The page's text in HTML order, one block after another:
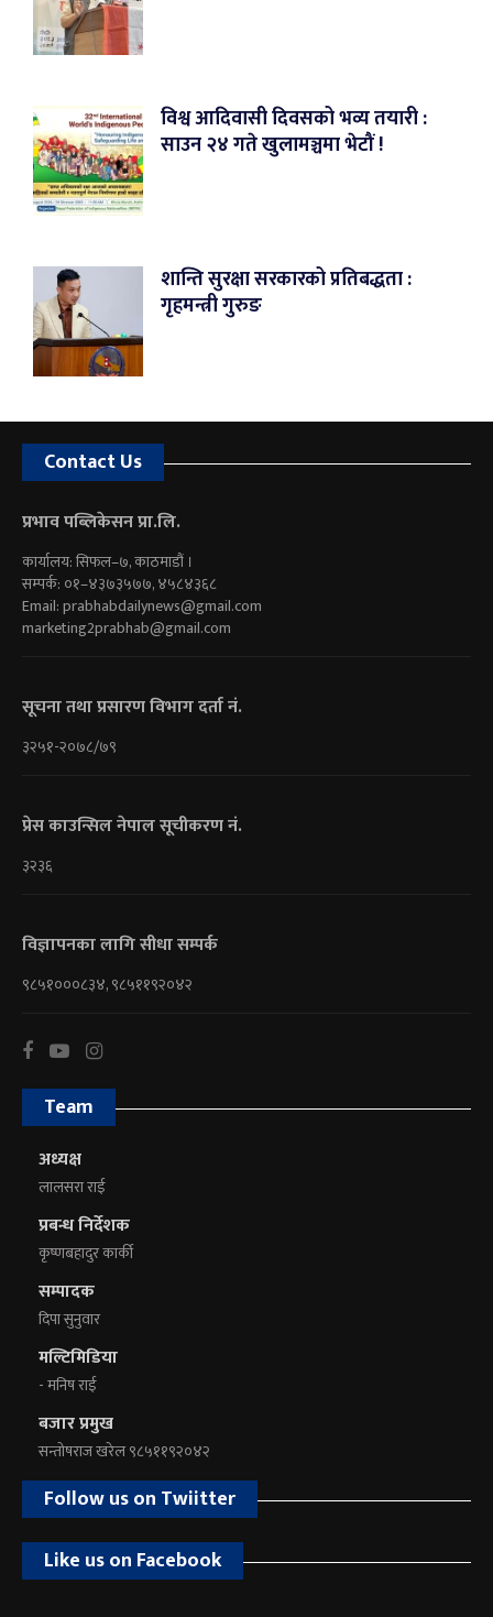
विश्व आदिवासी दिवसको भव्य तयारी :
साउन २४ गते खुलामञ्चमा भेटौं !
शान्ति सुरक्षा सरकारको प्रतिबद्धता :
गृहमन्त्री गुरुङ
Contact Us
प्रभाव पब्लिकेसन प्रा.लि.
कार्यालय: सिफल–७, काठमाडौं ।
सम्पर्क: ०१–४३७३५७७, ४५८४३६८
Email:prabhabdailynews@gmail.com
marketing2prabhab@gmail.com
सूचना तथा प्रसारण विभाग दर्ता नं.
३२५१-२०७८/७९
प्रेस काउन्सिल नेपाल सूचीकरण नं.
३२३६
विज्ञापनका लागि सीधा सम्पर्क
९८५१०००८३४, ९८५११९२०४२
Team
अध्यक्ष
लालसरा राई
प्रबन्ध निर्देशक
कृष्णबहादुर कार्की
सम्पादक
दिपा सुनुवार
मल्टिमिडिया
- मनिष राई
बजार प्रमुख
सन्तोषराज खरेल ९८५११९२०४२
Follow us on Twiitter
Like us on Facebook